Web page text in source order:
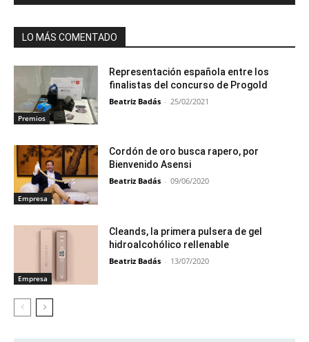
LO MÁS COMENTADO
Premios
Representación española entre los
finalistas del concurso de Progold
Beatriz Badás - 25/02/2021
Empresa
Cordón de oro busca rapero, por
Bienvenido Asensi
Beatriz Badás - 09/06/2020
Empresa
Cleands, la primera pulsera de gel
hidroalcohólico rellenable
Beatriz Badás - 13/07/2020